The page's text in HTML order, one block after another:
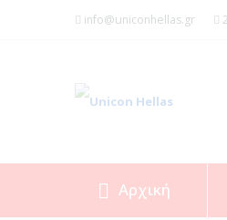
info@uniconhellas.gr
Αρχική